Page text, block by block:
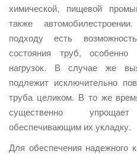
химической, пищевой
также
подходу есть
состояния труб,
нагрузок. В случае же
подлежит исключительно
труба целиком. В то же
существенно
обеспечивающим их укладку.
Для обеспечения надежного